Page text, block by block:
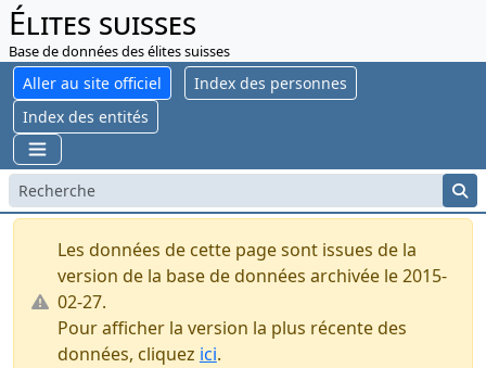
Élites suisses
Base de données des élites suisses
Aller au site officiel
Index des personnes
Index des entités
Les données de cette page sont issues de la
version de la base de données archivée le 2015-
02-27.
Pour afficher la version la plus récente des
données, cliquez ici.